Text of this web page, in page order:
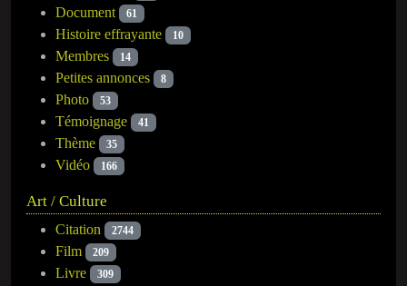
Document 61
Histoire effrayante 10
Membres 14
Petites annonces 8
Photo 53
Témoignage 41
Thème 35
Vidéo 166
Art / Culture
Citation 2744
Film 209
Livre 309